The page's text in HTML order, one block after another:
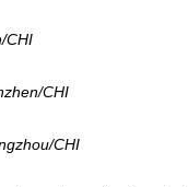
CHI
CHI
CHI